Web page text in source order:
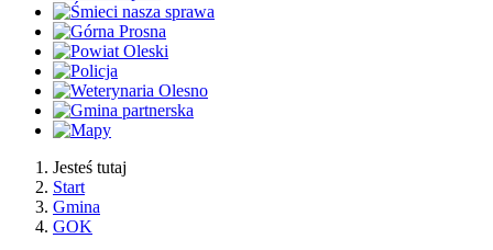
Jesteś tutaj
Start
Gmina
GOK